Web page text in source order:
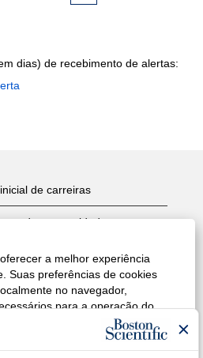
a melhor experiência
Suas preferências de cookies
no navegador,
para a operação do
momento você pode
os cookies para melhorar o
como os cookies usados
dias) de recebimento de alertas:
de carreiras
de oportunidades
as oportunidades
Privacidade do site
Direitos Autorais